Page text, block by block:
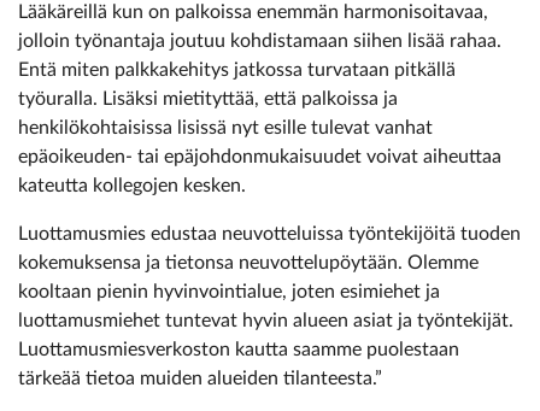
Lääkäreillä kun on palkoissa enemmän harmonisoitavaa,
jolloin työnantaja joutuu kohdistamaan siihen lisää rahaa.
Entä miten palkkakehitys jatkossa turvataan pitkällä
työuralla. Lisäksi mietityttää, että palkoissa ja
henkilökohtaisissa lisissä nyt esille tulevat vanhat
epäoikeuden- tai epäjohdonmukaisuudet voivat aiheuttaa
kateutta kollegojen kesken.
Luottamusmies edustaa neuvotteluissa työntekijöitä tuoden
kokemuksensa ja tietonsa neuvottelupöytään. Olemme
kooltaan pienin hyvinvointialue, joten esimiehet ja
luottamusmiehet tuntevat hyvin alueen asiat ja työntekijät.
Luottamusmiesverkoston kautta saamme puolestaan
tärkeää tietoa muiden alueiden tilanteesta.”